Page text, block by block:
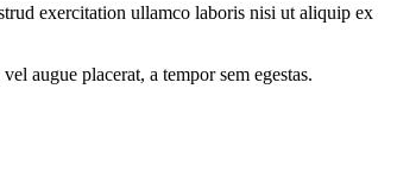
exercitation ullamco laboris nisi ut aliquip ex
augue placerat, a tempor sem egestas.